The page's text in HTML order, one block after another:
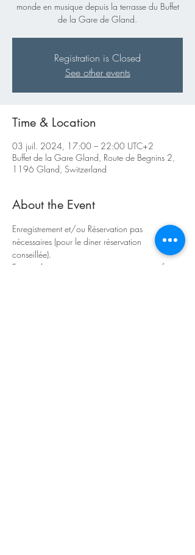
monde en musique depuis la terrasse du Buffet
de la Gare de Gland.
Registration is Closed
See other events
Time & Location
03 juil. 2024, 17:00 – 22:00 UTC+2
Buffet de la Gare Gland, Route de Begnins 2,
1196 Gland, Switzerland
About the Event
Enregistrement et/ou Réservation pas
nécessaires (pour le diner réservation
conseillée).
En cas de mauvais temps vous pouvez profiter